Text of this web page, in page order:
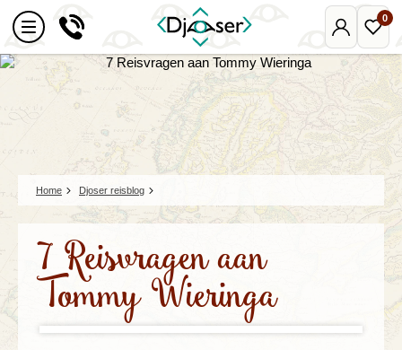
Mijn
Djoser
0
Home Djoser reisblog
7 Reisvragen aan
Tommy Wieringa